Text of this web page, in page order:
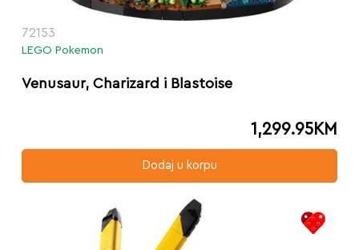
72153
LEGO Pokemon
Venusaur, Charizard i Blastoise
1,299.95KM
Dodaj u korpu